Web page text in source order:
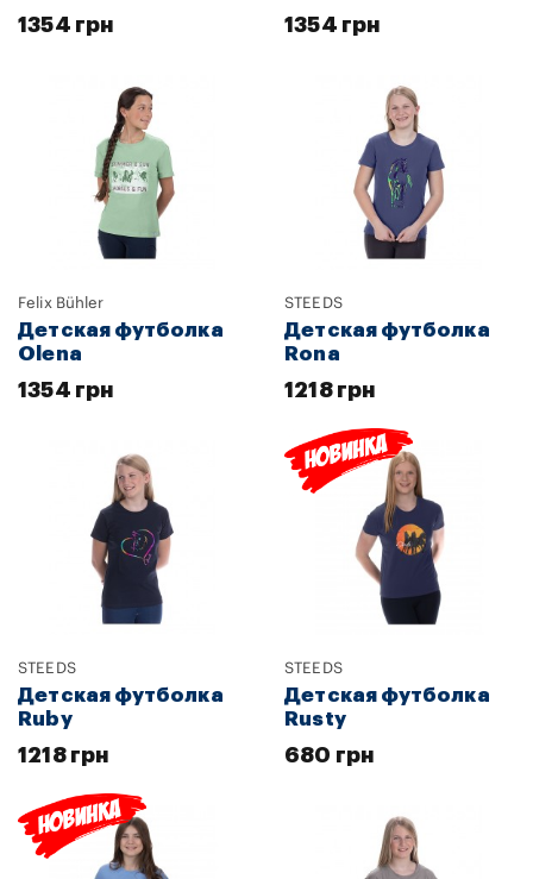
1354 грн 1354 грн
Felix Bühler
Детская футболка
Olena
1354 грн
STEEDS
Детская футболка
Rona
1218 грн
STEEDS
Детская футболка
Ruby
1218 грн
STEEDS
Детская футболка
Rusty
680 грн